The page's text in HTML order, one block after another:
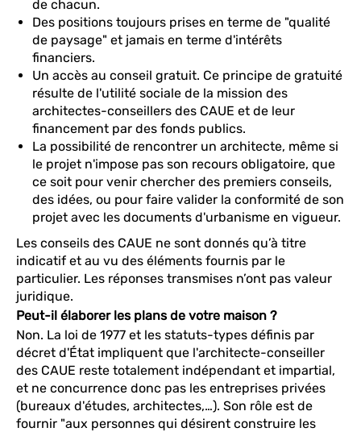
de chacun.
Des positions toujours prises en terme de "qualité
de paysage" et jamais en terme d'intérêts
financiers.
Un accès au conseil gratuit. Ce principe de gratuité
résulte de l'utilité sociale de la mission des
architectes-conseillers des CAUE et de leur
financement par des fonds publics.
La possibilité de rencontrer un architecte, même si
le projet n'impose pas son recours obligatoire, que
ce soit pour venir chercher des premiers conseils,
des idées, ou pour faire valider la conformité de son
projet avec les documents d'urbanisme en vigueur.
Les conseils des CAUE ne sont donnés qu’à titre
indicatif et au vu des éléments fournis par le
particulier. Les réponses transmises n’ont pas valeur
juridique.
Peut-il élaborer les plans de votre maison ?
Non. La loi de 1977 et les statuts-types définis par
décret d'État impliquent que l'architecte-conseiller
des CAUE reste totalement indépendant et impartial,
et ne concurrence donc pas les entreprises privées
(bureaux d'études, architectes,…). Son rôle est de
fournir "aux personnes qui désirent construire les